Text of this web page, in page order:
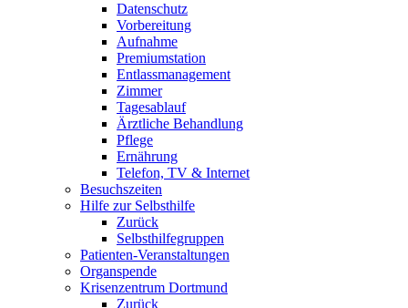
Datenschutz
Vorbereitung
Aufnahme
Premiumstation
Entlassmanagement
Zimmer
Tagesablauf
Ärztliche Behandlung
Pflege
Ernährung
Telefon, TV & Internet
Besuchszeiten
Hilfe zur Selbsthilfe
Zurück
Selbsthilfegruppen
Patienten-Veranstaltungen
Organspende
Krisenzentrum Dortmund
Zurück